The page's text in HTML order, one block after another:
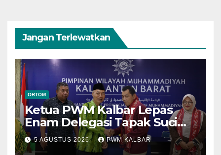
Jangan Terlewatkan
ORTOM
Ketua PWM Kalbar Lepas
Enam Delegasi Tapak Suci
Menuju Muktamar XVI di
Semarang
5 AGUSTUS 2026 PWM KALBAR